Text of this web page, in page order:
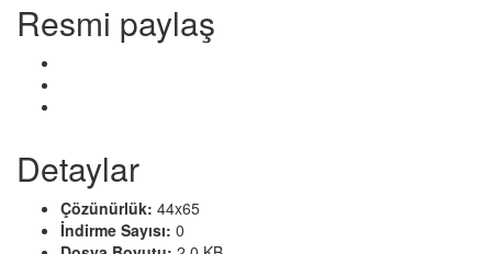
Resmi paylaş
Detaylar
Çözünürlük: 44x65
İndirme Sayısı: 0